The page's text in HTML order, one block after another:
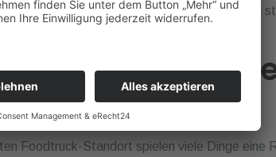
Raum – das bedeutet, man ist eigentlich
Auswahl des
Foodtruck-Standort spielen viele Dinge eine